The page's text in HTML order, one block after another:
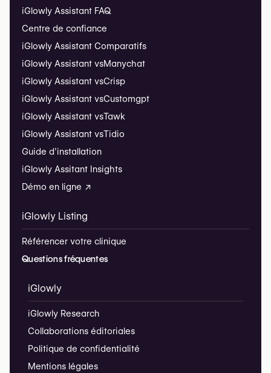
iGlowly Assistant FAQ
Centre de confiance
iGlowly Assistant Comparatifs
iGlowly Assistant vsManychat
iGlowly Assistant vsCrisp
iGlowly Assistant vsCustomgpt
iGlowly Assistant vsTawk
iGlowly Assistant vsTidio
Guide d’installation
iGlowly Assitant Insights
Démo en ligne ↗
iGlowly Listing
Référencer votre clinique
Questions fréquentes
iGlowly
iGlowly Research
Collaborations éditoriales
Politique de confidentialité
Mentions légales